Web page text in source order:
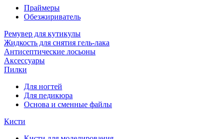
Праймеры
Обезжириватель
Ремувер для кутикулы
Жидкость для снятия гель-лака
Антисептические лосьоны
Аксессуары
Пилки
Для ногтей
Для педикюра
Основа и сменные файлы
Кисти